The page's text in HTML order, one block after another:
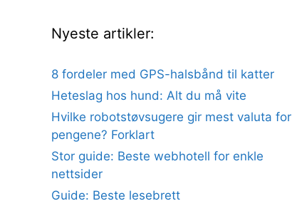
Nyeste artikler:
8 fordeler med GPS-halsbånd til katter
Heteslag hos hund: Alt du må vite
Hvilke robotstøvsugere gir mest valuta for
pengene? Forklart
Stor guide: Beste webhotell for enkle
nettsider
Guide: Beste lesebrett